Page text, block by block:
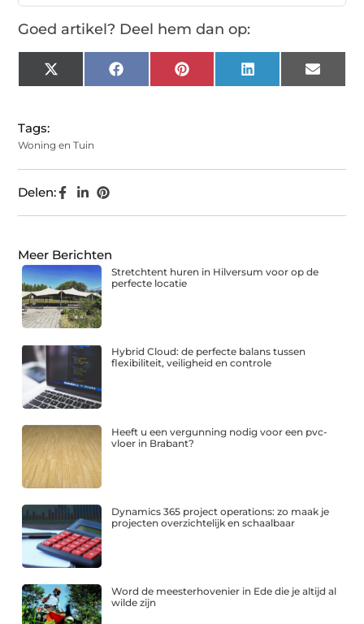
Goed artikel? Deel hem dan op:
X
(Twitter)
Facebook Pinterest LinkedIn Email
Tags:
Woning en Tuin
Delen:
Meer Berichten
Stretchtent huren in Hilversum voor op de
perfecte locatie
Hybrid Cloud: de perfecte balans tussen
flexibiliteit, veiligheid en controle
Heeft u een vergunning nodig voor een pvc-
vloer in Brabant?
Dynamics 365 project operations: zo maak je
projecten overzichtelijk en schaalbaar
Word de meesterhovenier in Ede die je altijd al
wilde zijn